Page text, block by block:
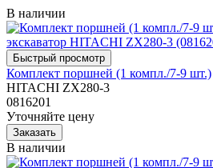
В наличии
Комплект поршней (1 компл./7-9 шт.)
HITACHI ZX280-3
0816201
Уточняйте цену
В наличии